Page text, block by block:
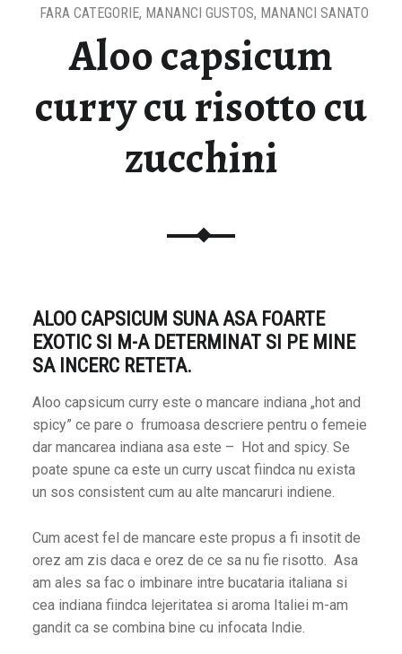
Aloo capsicum
curry cu risotto cu
zucchini
FARA CATEGORIE, MANANCI GUSTOS, MANANCI SANATOS
ALOO CAPSICUM SUNA ASA FOARTE
EXOTIC SI M-A DETERMINAT SI PE MINE
SA INCERC RETETA.
Aloo capsicum curry este o mancare indiana „hot and
spicy” ce pare o frumoasa descriere pentru o femeie
dar mancarea indiana asa este – Hot and spicy. Se
poate spune ca este un curry uscat fiindca nu exista
un sos consistent cum au alte mancaruri indiene.
Cum acest fel de mancare este propus a fi insotit de
orez am zis daca e orez de ce sa nu fie risotto. Asa
am ales sa fac o imbinare intre bucataria italiana si
cea indiana fiindca lejeritatea si aroma Italiei m-am
gandit ca se combina bine cu infocata Indie.